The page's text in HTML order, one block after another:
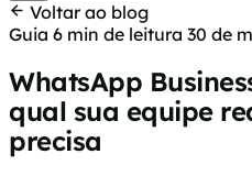
Voltar ao blog
Guia 6 min de leitura 30 de
WhatsApp
qual sua equipe
precisa